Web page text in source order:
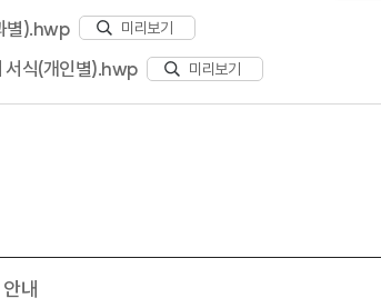
별).hwp 미리보기
서식(개인별).hwp 미리보기
내